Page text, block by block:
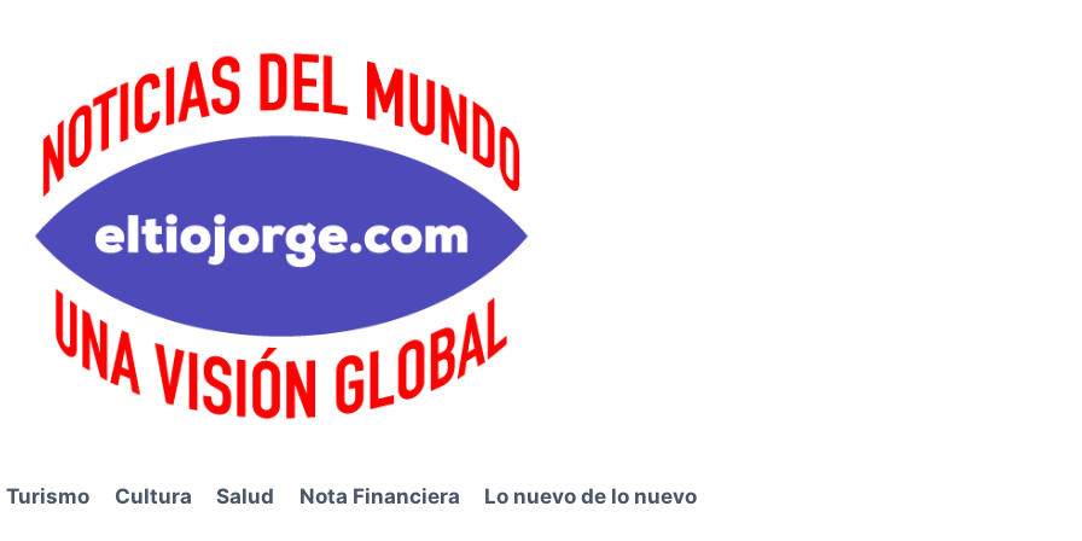
Turismo Cultura Salud Nota Financiera Lo nuevo de lo nuevo